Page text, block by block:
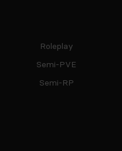
Roleplay
Semi-PVE
Semi-RP